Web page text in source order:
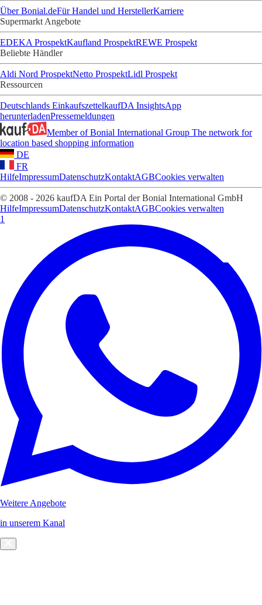
Über Bonial.deFür Handel und HerstellerKarriere
Supermarkt Angebote
EDEKA ProspektKaufland ProspektREWE Prospekt
Beliebte Händler
Aldi Nord ProspektNetto ProspektLidl Prospekt
Ressourcen
Deutschlands EinkaufszettelkaufDA InsightsApp
herunterladenPressemeldungen
Member of Bonial International Group The network for
location based shopping information
DE
FR
HilfeImpressumDatenschutzKontaktAGBCookies verwalten
© 2008 - 2026 kaufDA Ein Portal der Bonial International GmbH
HilfeImpressumDatenschutzKontaktAGBCookies verwalten
1
Weitere Angebote
in unserem Kanal